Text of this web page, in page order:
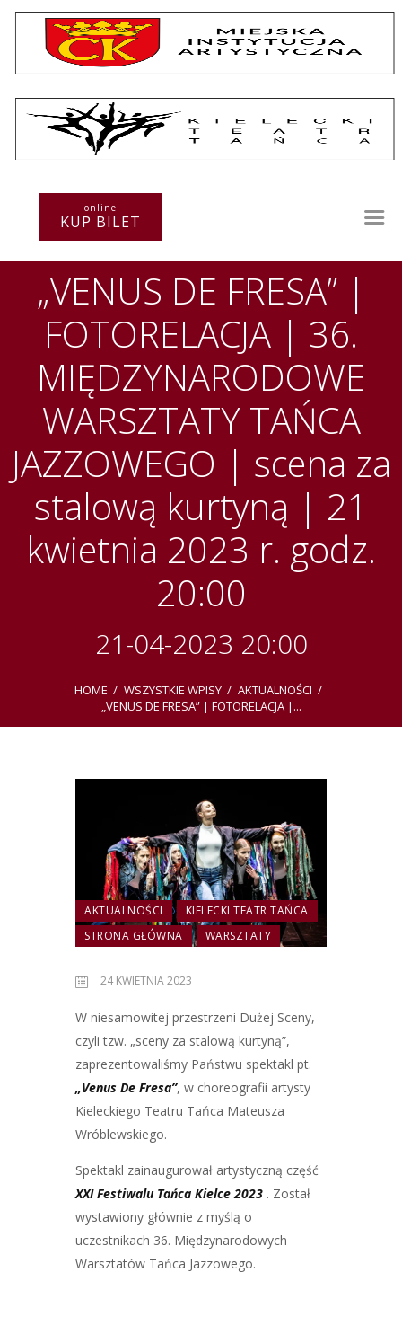
online
KUP BILET
„VENUS DE FRESA” |
FOTORELACJA | 36.
MIĘDZYNARODOWE
WARSZTATY TAŃCA
JAZZOWEGO | scena za
stalową kurtyną | 21
kwietnia 2023 r. godz.
20:00
21-04-2023 20:00
HOME WSZYSTKIE WPISY
AKTUALNOŚCI
„VENUS DE FRESA” | FOTORELACJA |...
Repertuar
Teatr / Zespół
Przestrzenie Sztuki
Festiwal
Kurs instruktorski
Sprawozdania
Kontakt
AKTUALNOŚCI
KIELECKI TEATR TAŃCA
STRONA GŁÓWNA
WARSZTATY
24 KWIETNIA 2023
W niesamowitej przestrzeni Dużej Sceny,
czyli tzw. „sceny za stalową kurtyną”,
zaprezentowaliśmy Państwu spektakl pt.
„Venus De Fresa”, w choreografii artysty
Kieleckiego Teatru Tańca Mateusza
Wróblewskiego.
Spektakl zainaugurował artystyczną część
XXI Festiwalu Tańca Kielce 2023 . Został
wystawiony głównie z myślą o
uczestnikach 36. Międzynarodowych
Warsztatów Tańca Jazzowego.